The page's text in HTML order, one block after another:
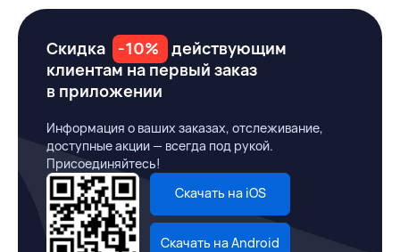
Скидка -10%
действующим
клиентам на первый заказ
в приложении
Информация о ваших заказах, отслеживание,
доступные акции — всегда под рукой.
Присоединяйтесь!
Скачать на iOS
Скачать на Android